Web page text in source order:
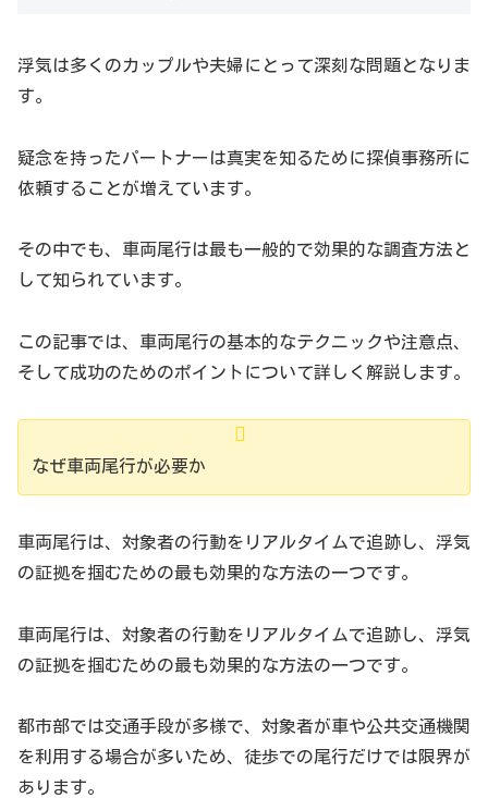
浮気は多くのカップルや夫婦にとって深刻な問題となりま
す。
疑念を持ったパートナーは真実を知るために探偵事務所に
依頼することが増えています。
その中でも、車両尾行は最も一般的で効果的な調査方法と
して知られています。
この記事では、車両尾行の基本的なテクニックや注意点、
そして成功のためのポイントについて詳しく解説します。
なぜ車両尾行が必要か
車両尾行は、対象者の行動をリアルタイムで追跡し、浮気
の証拠を掴むための最も効果的な方法の一つです。
車両尾行は、対象者の行動をリアルタイムで追跡し、浮気
の証拠を掴むための最も効果的な方法の一つです。
都市部では交通手段が多様で、対象者が車や公共交通機関
を利用する場合が多いため、徒歩での尾行だけでは限界が
あります。